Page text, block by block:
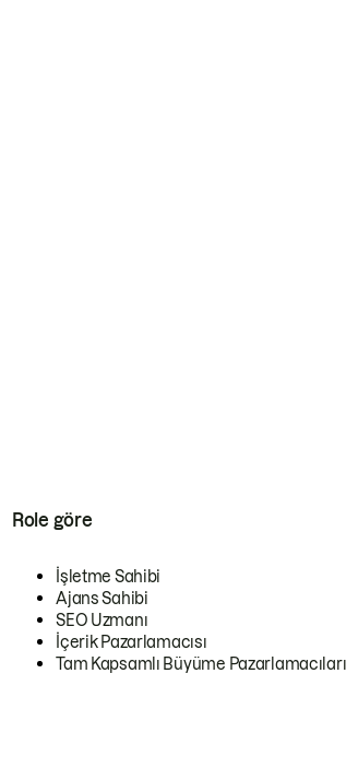
Role göre
İşletme Sahibi
Ajans Sahibi
SEO Uzmanı
İçerik Pazarlamacısı
Tam Kapsamlı Büyüme Pazarlamacıları